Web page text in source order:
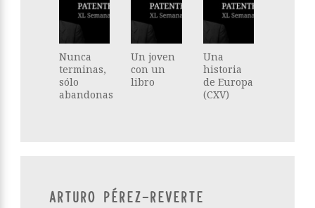
Nunca
terminas,
sólo
abandonas
Un joven
con un
libro
Una
historia
de Europa
(CXV)
ARTURO PÉREZ-REVERTE